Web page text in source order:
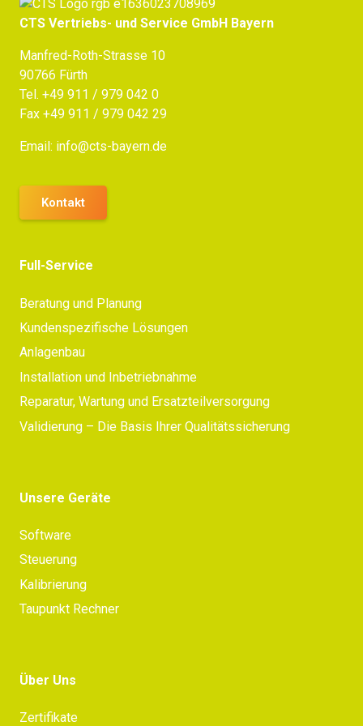
CTS Vertriebs- und Service GmbH Bayern
Manfred-Roth-Strasse 10
90766 Fürth
Tel. +49 911 / 979 042 0
Fax +49 911 / 979 042 29
Email: info@cts-bayern.de
Kontakt
Full-Service
Beratung und Planung
Kundenspezifische Lösungen
Anlagenbau
Installation und Inbetriebnahme
Reparatur, Wartung und Ersatzteilversorgung
Validierung – Die Basis Ihrer Qualitätssicherung
Unsere Geräte
Software
Steuerung
Kalibrierung
Taupunkt Rechner
Über Uns
Zertifikate